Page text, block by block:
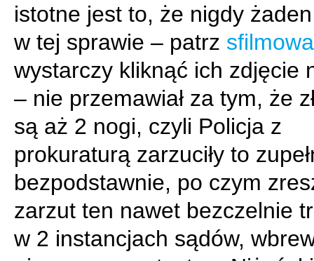
istotne jest to, że nigdy
w tej sprawie – patrz
wystarczy kliknąć ich zdjęcie
– nie przemawiał za tym, że
są aż 2 nogi, czyli Policja z
prokuraturą zarzuciły to
bezpodstawnie, po czym
zarzut ten nawet bezczelnie
w 2 instancjach sądów,